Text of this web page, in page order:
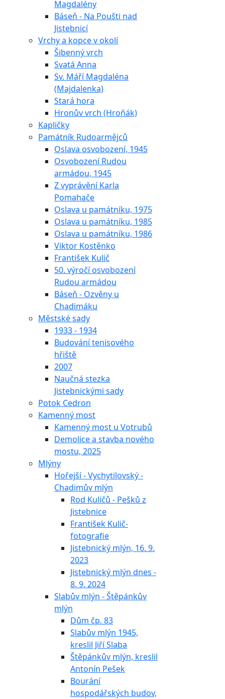
Magdalény
Báseň - Na Poušti nad
Jistebnicí
Vrchy a kopce v okolí
Šibenný vrch
Svatá Anna
Sv. Máří Magdaléna
(Majdalenka)
Stará hora
Hronův vrch (Hroňák)
Kapličky
Památník Rudoarmějců
Oslava osvobození, 1945
Osvobození Rudou
armádou, 1945
Z vyprávění Karla
Pomahače
Oslava u památníku, 1975
Oslava u památníku, 1985
Oslava u památníku, 1986
Viktor Kostěnko
František Kulič
50. výročí osvobození
Rudou armádou
Báseň - Ozvěny u
Chadimáku
Městské sady
1933 - 1934
Budování tenisového
hřiště
2007
Naučná stezka
Jistebnickými sady
Potok Cedron
Kamenný most
Kamenný most u Votrubů
Demolice a stavba nového
mostu, 2025
Mlýny
Hořejší - Vychytilovský -
Chadimův mlýn
Rod Kuličů - Pešků z
Jistebnice
František Kulič-
fotografie
Jistebnický mlýn, 16. 9.
2023
Jistebnický mlýn dnes -
8. 9. 2024
Slabův mlýn - Štěpánkův
mlýn
Dům čp. 83
Slabův mlýn 1945,
kreslil Jiří Slaba
Štěpánkův mlýn, kreslil
Antonín Pešek
Bourání
hospodářských budov,